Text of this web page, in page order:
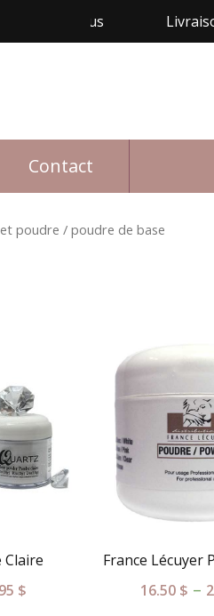
Livraison
Contact
poudre / poudre de base
$
France Lécuyer
16.50 $ –